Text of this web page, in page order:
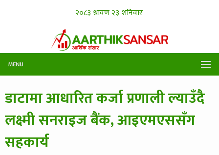
MENU
डाटामा आधारित कर्जा प्रणाली ल्याउँदै
लक्ष्मी सनराइज बैंक, आइएमएससँग
सहकार्य